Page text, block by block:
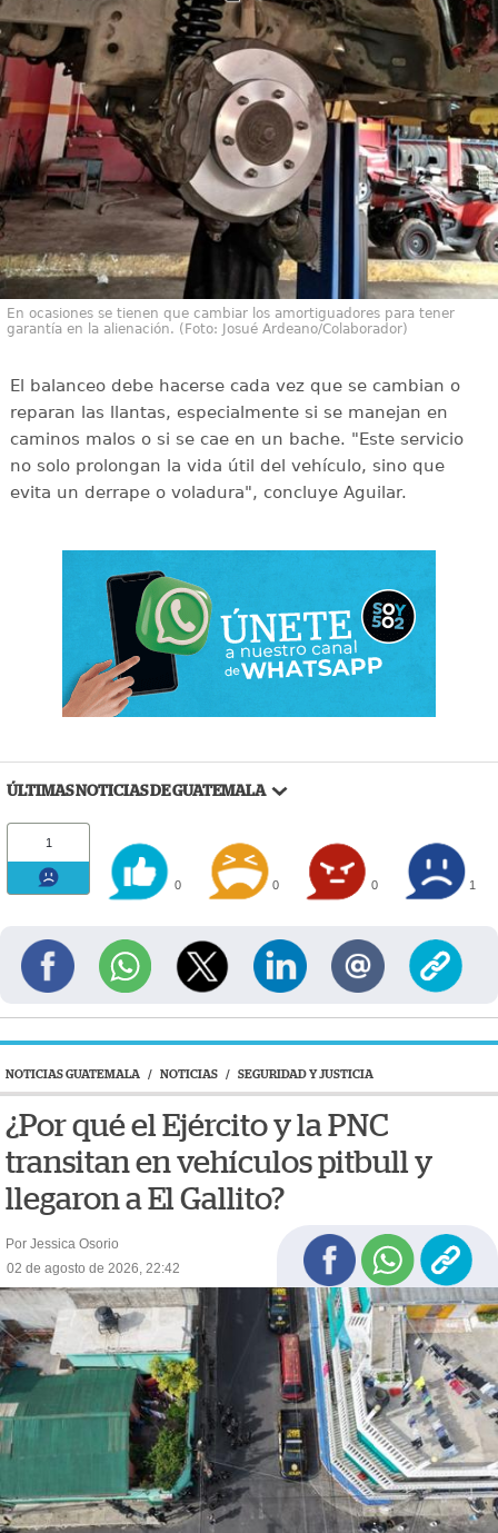
En ocasiones se tienen que cambiar los amortiguadores para tener
garantía en la alienación. (Foto: Josué Ardeano/Colaborador)
El balanceo debe hacerse cada vez que se cambian o
reparan las llantas, especialmente si se manejan en
caminos malos o si se cae en un bache. "Este servicio
no solo prolongan la vida útil del vehículo, sino que
evita un derrape o voladura", concluye Aguilar.
ÚLTIMAS NOTICIAS DE GUATEMALA
1
0 0 0 1
NOTICIAS GUATEMALA / NOTICIAS / SEGURIDAD Y JUSTICIA
¿Por qué el Ejército y la PNC
transitan en vehículos pitbull y
llegaron a El Gallito?
Por Jessica Osorio
02 de agosto de 2026, 22:42